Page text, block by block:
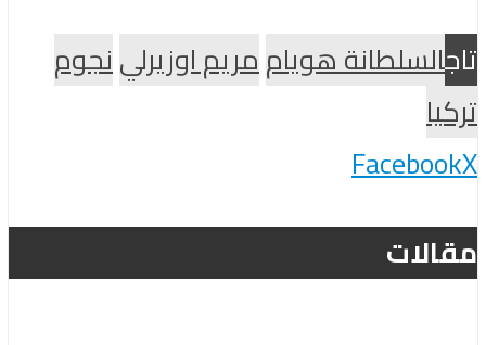
تاجالسلطانة هوياممريم اوزيرلينجوم
تركيا
FacebookX
مقالات